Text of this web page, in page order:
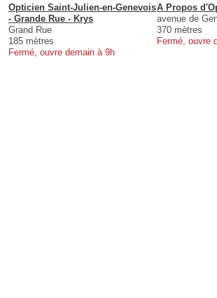
Opticien Saint-Julien-en-Genevois
- Grande Rue - Krys
Grand Rue
185 mètres
Fermé, ouvre demain à 9h
A Propos
avenue de
370 mètres
Fermé, ouvre